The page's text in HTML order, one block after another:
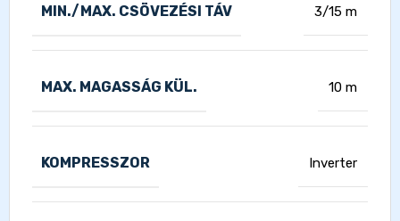
MIN./MAX. CSÖVEZÉSI TÁV 3/15 m
MAX. MAGASSÁG KÜL. 10 m
KOMPRESSZOR Inverter